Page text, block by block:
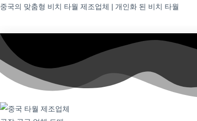
중국의 맞춤형 비치 타월 제조업체 | 개인화 된 비치 타월